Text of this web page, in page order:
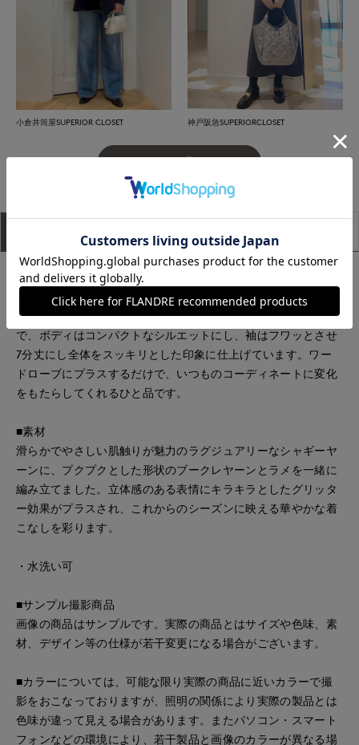
小倉井筒屋SUPERIOR CLOSET 神戸阪急SUPERIORCLOSET
もっと見る
■デザイン
タック入りの袖と詰まり気味のネックラインがポイントの女性
らしい華やかなニット。ボリューミーになりがちな素材なの
で、ボディはコンパクトなシルエットにし、袖はフワッとさせ
7分丈にし全体をスッキリとした印象に仕上げています。ワー
ドローブにプラスするだけで、いつものコーディネートに変化
をもたらしてくれるひと品です。
■素材
滑らかでやさしい肌触りが魅力のラグジュアリーなシャギーヤ
ーンに、プクプクとした形状のブークレヤーンとラメを一緒に
編み立てました。立体感のある表情にキラキラとしたグリッタ
ー効果がプラスされ、これからのシーズンに映える華やかな着
こなしを彩ります。
・水洗い可
■サンプル撮影商品
画像の商品はサンプルです。実際の商品とはサイズや色味、素
材、デザイン等の仕様が若干変更になる場合がございます。
■カラーについては、可能な限り実際の商品に近いカラーで撮
影をおこなっておりますが、照明の関係により実際の製品とは
色味が違って見える場合があります。またパソコン・スマート
フォンなどの環境により、若干製品と画像のカラーが異なる場